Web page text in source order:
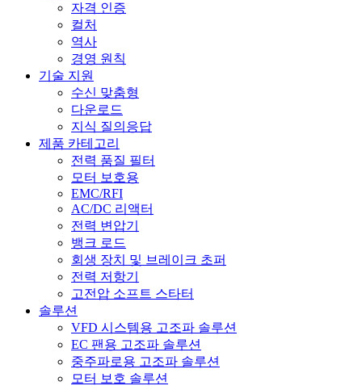
자격 인증
컬처
역사
경영 원칙
기술 지원
수신 맞춤형
다운로드
지식 질의응답
제품 카테고리
전력 품질 필터
모터 보호용
EMC/RFI
AC/DC 리액터
전력 변압기
뱅크 로드
회생 장치 및 브레이크 초퍼
전력 저항기
고전압 소프트 스타터
솔루션
VFD 시스템용 고조파 솔루션
EC 팬용 고조파 솔루션
중주파로용 고조파 솔루션
모터 보호 솔루션